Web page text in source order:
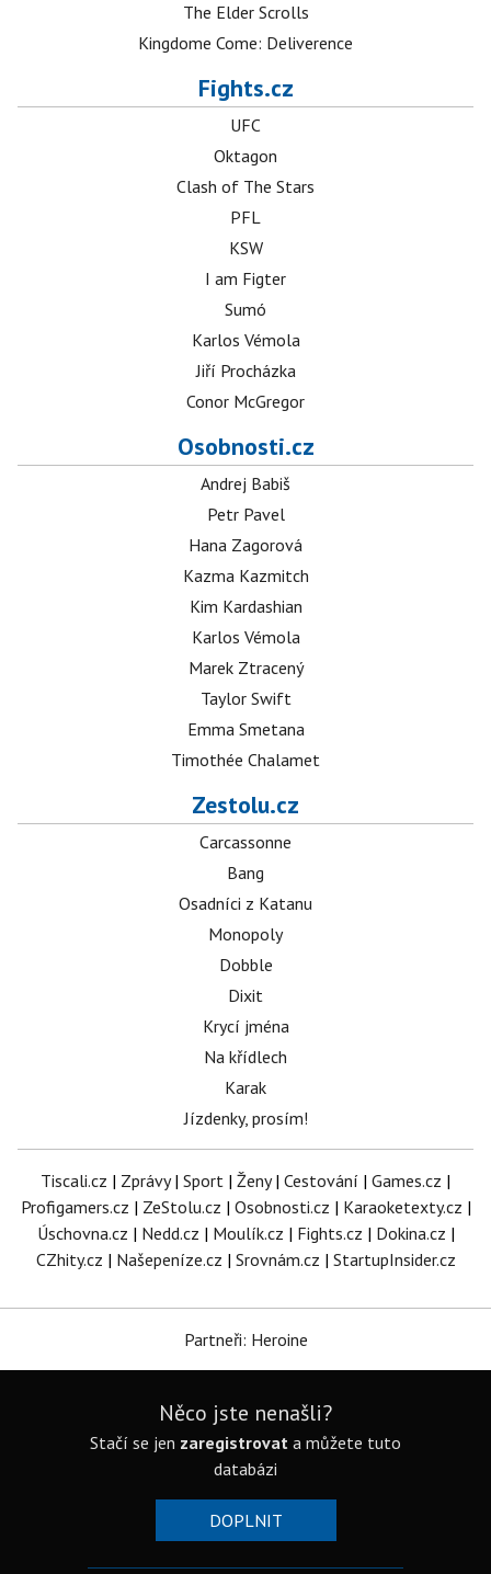
The Elder Scrolls
Kingdome Come: Deliverence
Fights.cz
UFC
Oktagon
Clash of The Stars
PFL
KSW
I am Figter
Sumó
Karlos Vémola
Jiří Procházka
Conor McGregor
Osobnosti.cz
Andrej Babiš
Petr Pavel
Hana Zagorová
Kazma Kazmitch
Kim Kardashian
Karlos Vémola
Marek Ztracený
Taylor Swift
Emma Smetana
Timothée Chalamet
Zestolu.cz
Carcassonne
Bang
Osadníci z Katanu
Monopoly
Dobble
Dixit
Krycí jména
Na křídlech
Karak
Jízdenky, prosím!
Tiscali.cz | Zprávy| Sport | Ženy| Cestování | Games.cz |
Profigamers.cz | ZeStolu.cz | Osobnosti.cz | Karaoketexty.cz |
Úschovna.cz | Nedd.cz | Moulík.cz | Fights.cz | Dokina.cz |
CZhity.cz | Našepeníze.cz | Srovnám.cz | StartupInsider.cz
Partneři: Heroine
Něco jste nenašli?
Stačí se jen zaregistrovat a můžete tuto
databázi
DOPLNIT